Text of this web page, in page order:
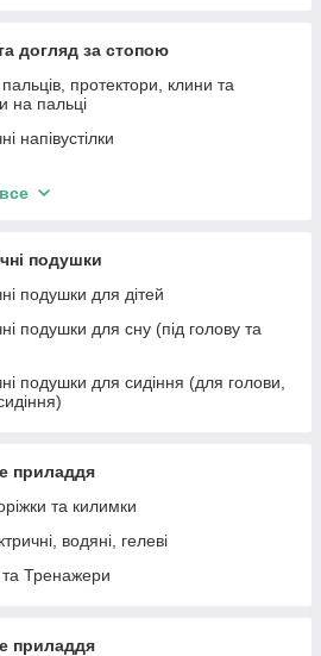
(Бандажі на коліно)
взуття
вироби
суглоб (грижеві,
(Бандажі на шию)
догляд за стопою
протектори, клини та
на пальці
напівустілки
подушки
подушки для дітей
подушки для сну (під голову та
подушки для сидіння (для голови,
приладдя
та килимки
водяні, гелеві
Тренажери
приладдя